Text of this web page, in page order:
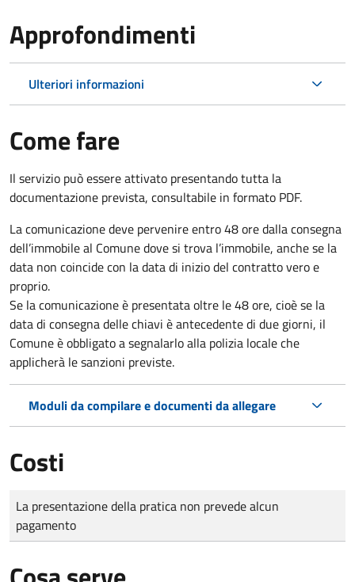
Approfondimenti
Ulteriori informazioni
Come fare
Il servizio può essere attivato presentando tutta la
documentazione prevista, consultabile in formato PDF.
La comunicazione deve pervenireentro 48 oredalla consegna
dell’immobile al Comune dove si trova l’immobile, anche se la
data non coincide con la data di inizio del contratto vero e
proprio.
Se la comunicazione è presentata oltre le 48 ore, cioè se la
data di consegna delle chiavi è antecedente di due giorni, il
Comune è obbligato a segnalarlo alla polizia locale che
applicherà le sanzioni previste.
Moduli da compilare e documenti da allegare
Costi
Tipo di pagamento
Importo
La presentazione della pratica non prevede alcun
pagamento